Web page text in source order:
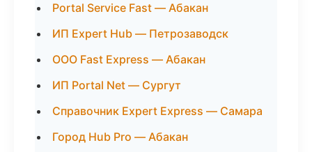
Portal Service Fast — Абакан
ИП Expert Hub — Петрозаводск
ООО Fast Express — Абакан
ИП Portal Net — Сургут
Справочник Expert Express — Самара
Город Hub Pro — Абакан